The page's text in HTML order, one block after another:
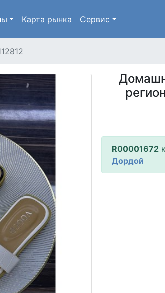
Карта рынка Сервис
R00001672
Дордой